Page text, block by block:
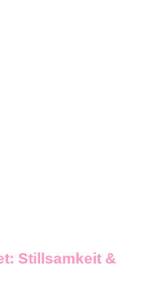
Stillsamkeit &